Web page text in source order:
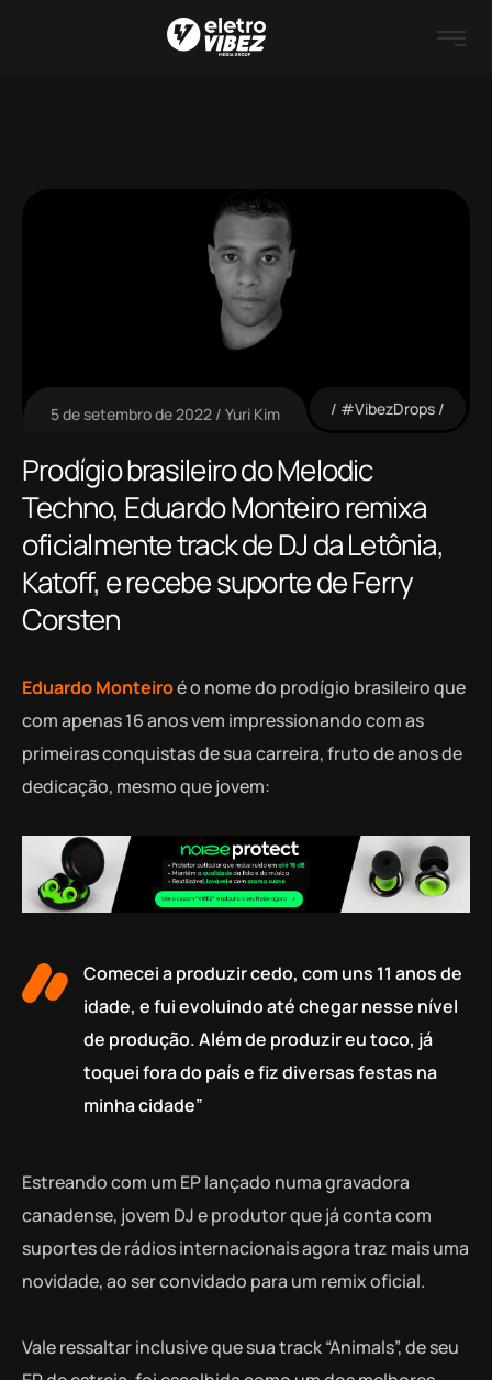
5 de setembro de 2022 Yuri Kim #VibezDrops
Prodígio brasileiro do Melodic
Techno, Eduardo Monteiro remixa
oficialmente track de DJ da Letônia,
Katoff, e recebe suporte de Ferry
Corsten
Eduardo Monteiroé o nome do prodígio brasileiro que
com apenas 16 anos vem impressionando com as
primeiras conquistas de sua carreira, fruto de anos de
dedicação, mesmo que jovem:
Comecei a produzir cedo, com uns 11 anos de
idade, e fui evoluindo até chegar nesse nível
de produção. Além de produzir eu toco, já
toquei fora do país e fiz diversas festas na
minha cidade”
Estreando com um EP lançado numa gravadora
canadense, jovem DJ e produtor que já conta com
suportes de rádios internacionais agora traz mais uma
novidade, ao ser convidado para um remix oficial.
Vale ressaltar inclusive que sua track “Animals”, de seu